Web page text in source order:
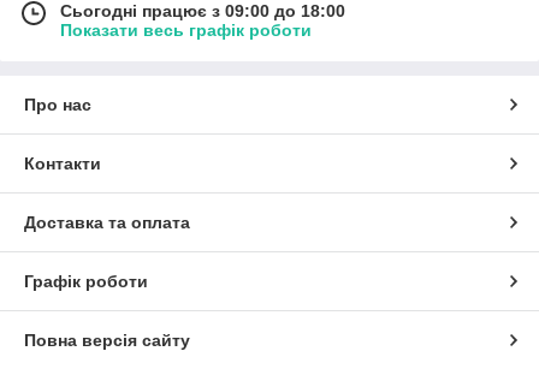
Сьогодні працює з 09:00 до 18:00
Показати весь графік роботи
Про нас
Контакти
Доставка та оплата
Графік роботи
Повна версія сайту